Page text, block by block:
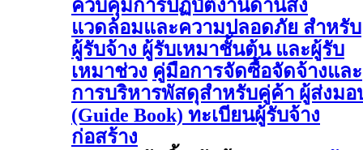
ควบคุมการปฏิบัติงานด้านสิ่ง
แวดล้อมและความปลอดภัย สำหรับ
ผู้รับจ้าง ผู้รับเหมาชั้นต้น และผู้รับ
เหมาช่วง คู่มือการจัดซื้อจัดจ้างและ
การบริหารพัสดุสำหรับคู่ค้า ผู้ส่งมอ
(Guide Book) ทะเบียนผู้รับจ้าง
ก่อสร้าง